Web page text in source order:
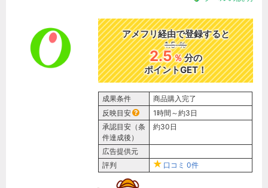
アメフリ経由で登録すると
1.5 ％
2.5％分の
ポイントGET！
成果条件
商品購入完了
反映目安
1時間～約3日
承認目安（条
件達成後）
約30日
広告提供元
評判
口コミ 0件